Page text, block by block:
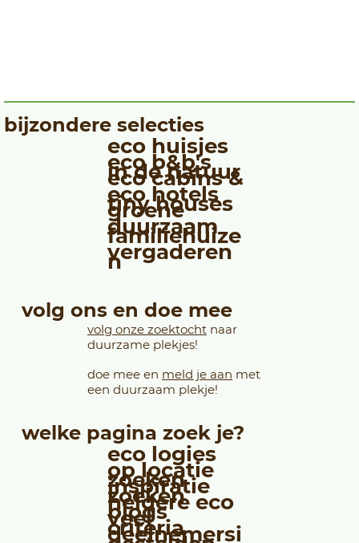
volg ons en doe mee
doe mee en meld je aan met
een duurzaam plekje!
welke pagina zoek je?
bijzondere selecties
volg onze zoektocht naar
duurzame plekjes!
op locatie
zoeken
veel
heldere eco
criteria
inspiratie
blogs
eco logies
zoeken
eco huisjes
in de natuur
eco cabins &
tiny houses
eco hotels
eco b&b's
groene
familiehuize
n
duurzaam
vergaderen
deelnemersi